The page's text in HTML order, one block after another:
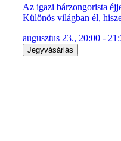
Az igazi bárzongorista
Különös világban él,
augusztus 23., 20:00 -
Jegyvásárlás